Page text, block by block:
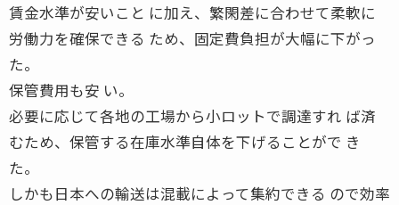
賃金水準が安いこと に加え、繁閑差に合わせて柔軟に
労働力を確保できる ため、固定費負担が大幅に下がっ
た。
保管費用も安 い。
必要に応じて各地の工場から小ロットで調達すれ ば済
むため、保管する在庫水準自体を下げることがで き
た。
しかも日本への輸送は混載によって集約できる ので効率